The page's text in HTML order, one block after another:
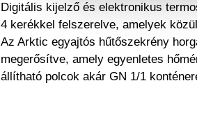
Digitális kijelző és elektronikus
4 kerékkel felszerelve, amelyek
Az Arktic egyajtós hűtőszekrény
megerősítve, amely egyenletes
állítható polcok akár GN 1/1